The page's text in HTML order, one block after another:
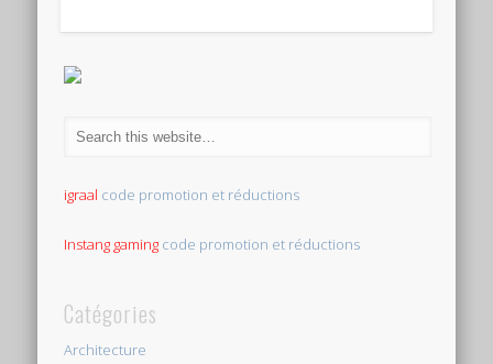
igraal code promotion et réductions
Instang gaming code promotion et réductions
Catégories
Architecture